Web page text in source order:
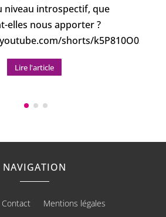
niveau introspectif, que
elles nous apporter ?
shorts/k5P810O0Sn8
Lire l'article
NAVIGATION
Contact Mentions légales